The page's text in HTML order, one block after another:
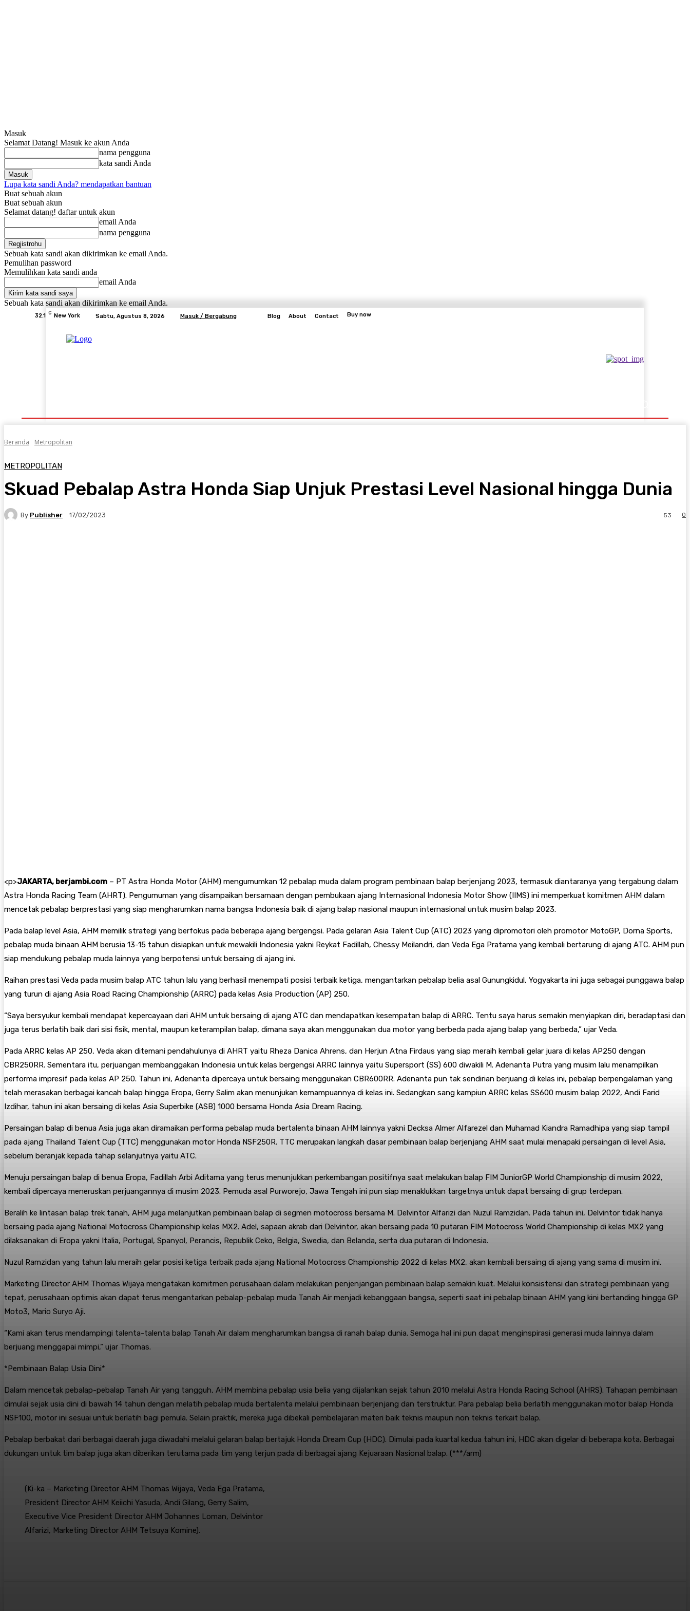
Masuk
Selamat Datang! Masuk ke akun Anda
nama pengguna
kata sandi Anda
Lupa kata sandi Anda? mendapatkan bantuan
Buat sebuah akun
Buat sebuah akun
Selamat datang! daftar untuk akun
email Anda
nama pengguna
Sebuah kata sandi akan dikirimkan ke email Anda.
Pemulihan password
Memulihkan kata sandi anda
email Anda
Sebuah kata sandi akan dikirimkan ke email Anda.
32.1 C New York Sabtu, Agustus 8, 2026 Masuk / Bergabung Blog About Contact Buy now
Beranda Metropolitan
METROPOLITAN
Skuad Pebalap Astra Honda Siap Unjuk Prestasi Level Nasional hingga Dunia
By Publisher 17/02/2023 0
53
<p>JAKARTA, berjambi.com – PT Astra Honda Motor (AHM) mengumumkan 12 pebalap muda dalam program pembinaan balap berjenjang 2023, termasuk diantaranya yang tergabung dalam
Astra Honda Racing Team (AHRT). Pengumuman yang disampaikan bersamaan dengan pembukaan ajang Internasional Indonesia Motor Show (IIMS) ini memperkuat komitmen AHM dalam
mencetak pebalap berprestasi yang siap mengharumkan nama bangsa Indonesia baik di ajang balap nasional maupun internasional untuk musim balap 2023.
Pada balap level Asia, AHM memilik strategi yang berfokus pada beberapa ajang bergengsi. Pada gelaran Asia Talent Cup (ATC) 2023 yang dipromotori oleh promotor MotoGP, Dorna Sports,
pebalap muda binaan AHM berusia 13-15 tahun disiapkan untuk mewakili Indonesia yakni Reykat Fadillah, Chessy Meilandri, dan Veda Ega Pratama yang kembali bertarung di ajang ATC. AHM pun
siap mendukung pebalap muda lainnya yang berpotensi untuk bersaing di ajang ini.
Raihan prestasi Veda pada musim balap ATC tahun lalu yang berhasil menempati posisi terbaik ketiga, mengantarkan pebalap belia asal Gunungkidul, Yogyakarta ini juga sebagai punggawa balap
yang turun di ajang Asia Road Racing Championship (ARRC) pada kelas Asia Production (AP) 250.
“Saya bersyukur kembali mendapat kepercayaan dari AHM untuk bersaing di ajang ATC dan mendapatkan kesempatan balap di ARRC. Tentu saya harus semakin menyiapkan diri, beradaptasi dan
juga terus berlatih baik dari sisi fisik, mental, maupun keterampilan balap, dimana saya akan menggunakan dua motor yang berbeda pada ajang balap yang berbeda,” ujar Veda.
Pada ARRC kelas AP 250, Veda akan ditemani pendahulunya di AHRT yaitu Rheza Danica Ahrens, dan Herjun Atna Firdaus yang siap meraih kembali gelar juara di kelas AP250 dengan
CBR250RR. Sementara itu, perjuangan membanggakan Indonesia untuk kelas bergengsi ARRC lainnya yaitu Supersport (SS) 600 diwakili M. Adenanta Putra yang musim lalu menampilkan
performa impresif pada kelas AP 250. Tahun ini, Adenanta dipercaya untuk bersaing menggunakan CBR600RR. Adenanta pun tak sendirian berjuang di kelas ini, pebalap berpengalaman yang
telah merasakan berbagai kancah balap hingga Eropa, Gerry Salim akan menunjukan kemampuannya di kelas ini. Sedangkan sang kampiun ARRC kelas SS600 musim balap 2022, Andi Farid
Izdihar, tahun ini akan bersaing di kelas Asia Superbike (ASB) 1000 bersama Honda Asia Dream Racing.
Persaingan balap di benua Asia juga akan diramaikan performa pebalap muda bertalenta binaan AHM lainnya yakni Decksa Almer Alfarezel dan Muhamad Kiandra Ramadhipa yang siap tampil
pada ajang Thailand Talent Cup (TTC) menggunakan motor Honda NSF250R. TTC merupakan langkah dasar pembinaan balap berjenjang AHM saat mulai menapaki persaingan di level Asia,
sebelum beranjak kepada tahap selanjutnya yaitu ATC.
Menuju persaingan balap di benua Eropa, Fadillah Arbi Aditama yang terus menunjukkan perkembangan positifnya saat melakukan balap FIM JuniorGP World Championship di musim 2022,
kembali dipercaya meneruskan perjuangannya di musim 2023. Pemuda asal Purworejo, Jawa Tengah ini pun siap menaklukkan targetnya untuk dapat bersaing di grup terdepan.
Beralih ke lintasan balap trek tanah, AHM juga melanjutkan pembinaan balap di segmen motocross bersama M. Delvintor Alfarizi dan Nuzul Ramzidan. Pada tahun ini, Delvintor tidak hanya
bersaing pada ajang National Motocross Championship kelas MX2. Adel, sapaan akrab dari Delvintor, akan bersaing pada 10 putaran FIM Motocross World Championship di kelas MX2 yang
dilaksanakan di Eropa yakni Italia, Portugal, Spanyol, Perancis, Republik Ceko, Belgia, Swedia, dan Belanda, serta dua putaran di Indonesia.
Nuzul Ramzidan yang tahun lalu meraih gelar posisi ketiga terbaik pada ajang National Motocross Championship 2022 di kelas MX2, akan kembali bersaing di ajang yang sama di musim ini.
Marketing Director AHM Thomas Wijaya mengatakan komitmen perusahaan dalam melakukan penjenjangan pembinaan balap semakin kuat. Melalui konsistensi dan strategi pembinaan yang
tepat, perusahaan optimis akan dapat terus mengantarkan pebalap-pebalap muda Tanah Air menjadi kebanggaan bangsa, seperti saat ini pebalap binaan AHM yang kini bertanding hingga GP
Moto3, Mario Suryo Aji.
“Kami akan terus mendampingi talenta-talenta balap Tanah Air dalam mengharumkan bangsa di ranah balap dunia. Semoga hal ini pun dapat menginspirasi generasi muda lainnya dalam
berjuang menggapai mimpi,” ujar Thomas.
*Pembinaan Balap Usia Dini*
Dalam mencetak pebalap-pebalap Tanah Air yang tangguh, AHM membina pebalap usia belia yang dijalankan sejak tahun 2010 melalui Astra Honda Racing School (AHRS). Tahapan pembinaan
dimulai sejak usia dini di bawah 14 tahun dengan melatih pebalap muda bertalenta melalui pembinaan berjenjang dan terstruktur. Para pebalap belia berlatih menggunakan motor balap Honda
NSF100, motor ini sesuai untuk berlatih bagi pemula. Selain praktik, mereka juga dibekali pembelajaran materi baik teknis maupun non teknis terkait balap.
Pebalap berbakat dari berbagai daerah juga diwadahi melalui gelaran balap bertajuk Honda Dream Cup (HDC). Dimulai pada kuartal kedua tahun ini, HDC akan digelar di beberapa kota. Berbagai
dukungan untuk tim balap juga akan diberikan terutama pada tim yang terjun pada di berbagai ajang Kejuaraan Nasional balap. (***/arm)
(Ki-ka – Marketing Director AHM Thomas Wijaya, Veda Ega Pratama,
President Director AHM Keiichi Yasuda, Andi Gilang, Gerry Salim,
Executive Vice President Director AHM Johannes Loman, Delvintor
Alfarizi, Marketing Director AHM Tetsuya Komine).